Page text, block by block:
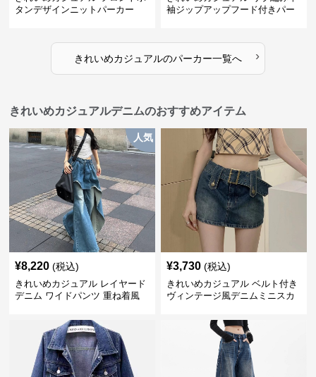
タンデザインニットパーカー
袖ジップアップフード付きパー
きれいめカジュアルのパーカー一覧へ ›
きれいめカジュアルデニムのおすすめアイテム
人気
¥8,220 (税込)
きれいめカジュアル レイヤード
デニム ワイドパンツ 重ね着風
¥3,730 (税込)
きれいめカジュアル ベルト付き
ヴィンテージ風デニムミニスカ